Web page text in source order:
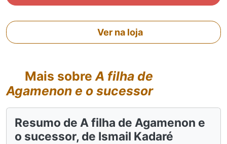
Ver na loja
Mais sobre A filha de
Agamenon e o sucessor
Resumo de A filha de Agamenon e
o sucessor, de Ismail Kadaré